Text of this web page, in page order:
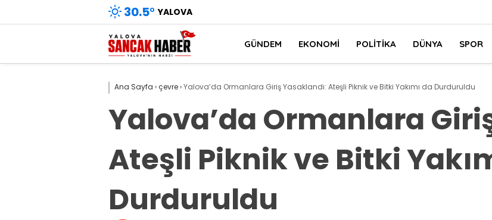
30.5° YALOVA
GÜNDEM EKONOMI POLITIKA DÜNYA SPOR
Ana Sayfa › çevre›Yalova’da Ormanlara Giriş Yasaklandı: Ateşli Piknik ve Bitki Yakımı da Durduruldu
Yalova’da Ormanlara
Ateşli Piknik ve Bitki
Durduruldu